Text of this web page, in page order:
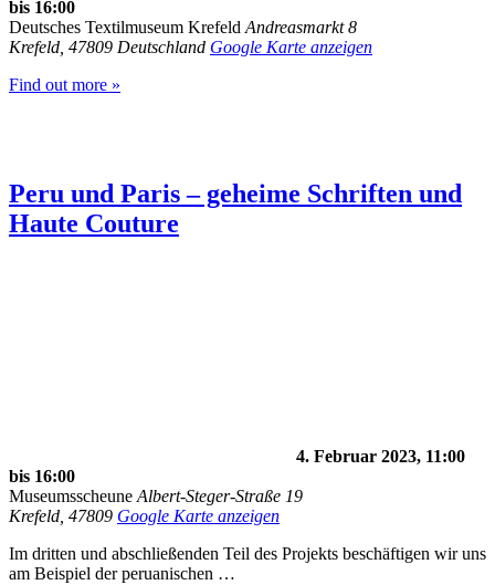
bis 16:00
Deutsches Textilmuseum Krefeld Andreasmarkt 8
Krefeld, 47809 Deutschland Google Karte anzeigen
Find out more »
Peru und Paris – geheime Schriften und
Haute Couture
4. Februar 2023, 11:00
bis 16:00
Museumsscheune Albert-Steger-Straße 19
Krefeld 47809 Google Karte anzeigen
Im dritten und abschließenden Teil des Projekts beschäftigen wir uns
am Beispiel der peruanischen …